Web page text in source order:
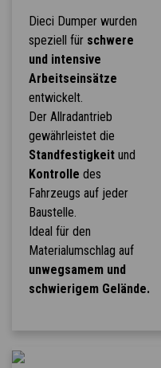
Dieci Dumper wurden
speziell für schwere
und intensive
Arbeitseinsätze
entwickelt.
Der Allradantrieb
gewährleistet die
Standfestigkeitund
Kontrolle des
Fahrzeugs auf jeder
Baustelle.
Ideal für den
Materialumschlag auf
unwegsamem und
schwierigem Gelände.